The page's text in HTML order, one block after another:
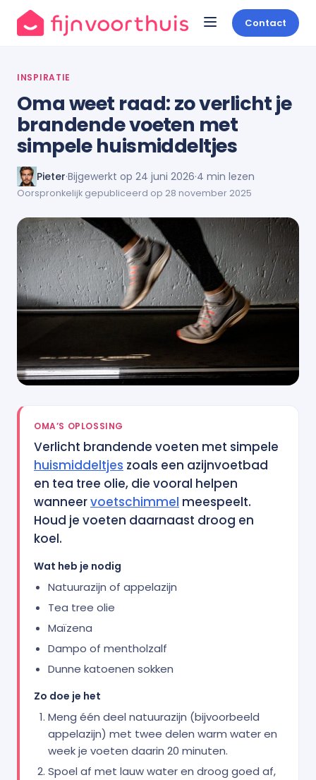
Contact
INSPIRATIE
Oma weet raad: zo verlicht je
brandende voeten met
simpele huismiddeltjes
Pieter·Bijgewerkt op 24 juni 2026·4 min lezen
Oorspronkelijk gepubliceerd op 28 november 2025
OMA’S OPLOSSING
Verlicht brandende voeten met simpele
huismiddeltjes zoals een azijnvoetbad
en tea tree olie, die vooral helpen
wanneervoetschimmel meespeelt.
Houd je voeten daarnaast droog en
koel.
Wat heb je nodig
Natuurazijn of appelazijn
Tea tree olie
Maïzena
Dampo of mentholzalf
Dunne katoenen sokken
Zo doe je het
Meng één deel natuurazijn (bijvoorbeeld
appelazijn) met twee delen warm water en
week je voeten daarin 20 minuten.
Spoel af met lauw water en droog goed af,